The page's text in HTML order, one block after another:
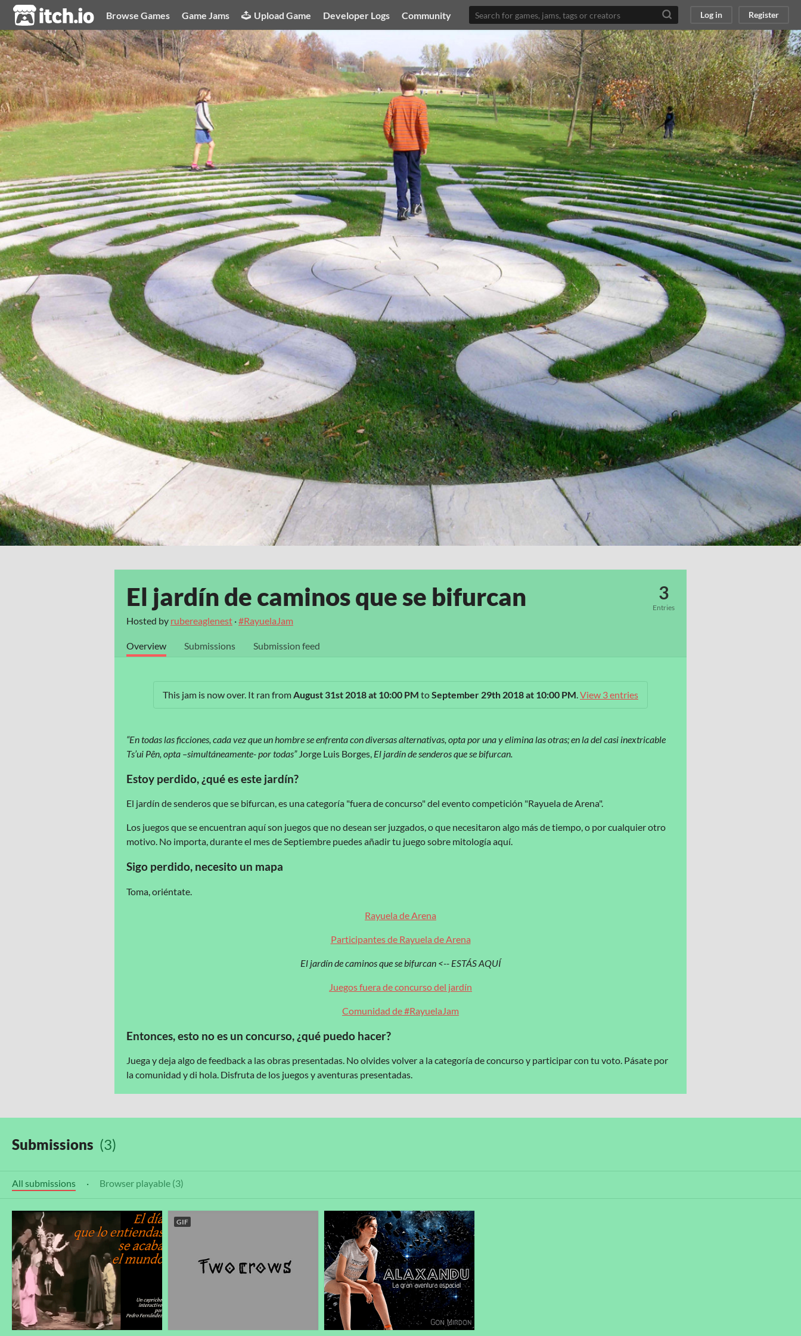
itch.io Browse Games Game Jams Upload Game Developer Logs Community Log in Register
El jardín de caminos que se bifurcan
Hosted by rubereaglenest ·#RayuelaJam
3
Entries
Overview Submissions Submission feed
This jam is now over. It ran fromAugust 31st 2018 at 10:00 PM toSeptember 29th 2018 at 10:00 PM.View 3 entries
“En todas las ficciones, cada vez que un hombre se enfrenta con diversas alternativas, opta por una y elimina las otras; en la del casi inextricable
Ts’ui Pên, opta –simultáneamente- por todas”Jorge Luis Borges, El jardín de senderos que se bifurcan.
Estoy perdido, ¿qué es este jardín?
El jardín de senderos que se bifurcan, es una categoría "fuera de concurso" del evento competición "Rayuela de Arena".
Los juegos que se encuentran aquí son juegos que no desean ser juzgados, o que necesitaron algo más de tiempo, o por cualquier otro
motivo. No importa, durante el mes de Septiembre puedes añadir tu juego sobre mitología aquí.
Sigo perdido, necesito un mapa
Toma, oriéntate.
Rayuela de Arena
Participantes de Rayuela de Arena
El jardín de caminos que se bifurcan <-- ESTÁS AQUÍ
Juegos fuera de concurso del jardín
Comunidad de #RayuelaJam
Entonces, esto no es un concurso, ¿qué puedo hacer?
Juega y deja algo de feedback a las obras presentadas. No olvides volver a la categoría de concurso y participar con tu voto. Pásate por
la comunidad y di hola. Disfruta de los juegos y aventuras presentadas.
Submissions (3)
All submissions · Browser playable (3)
GIF